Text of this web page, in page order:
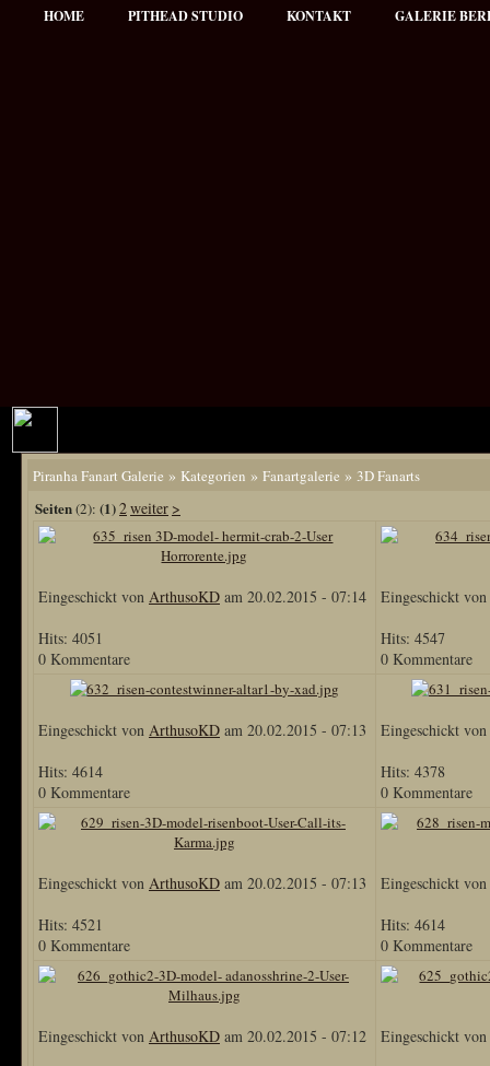
HOME PITHEAD STUDIO KONTAKT GALERIE
Piranha Fanart Galerie » Kategorien » Fanartgalerie » 3D Fanarts
Seiten(2): (1)2weiter >
Eingeschickt von ArthusoKD am 20.02.2015 - 07:14
Hits: 4051
0 Kommentare
Eingeschickt von
Hits: 4547
0 Kommentare
Eingeschickt von ArthusoKD am 20.02.2015 - 07:13
Hits: 4614
0 Kommentare
Eingeschickt von
Hits: 4378
0 Kommentare
Eingeschickt von ArthusoKD am 20.02.2015 - 07:13
Hits: 4521
0 Kommentare
Eingeschickt von
Hits: 4614
0 Kommentare
Eingeschickt von ArthusoKD am 20.02.2015 - 07:12
Eingeschickt von